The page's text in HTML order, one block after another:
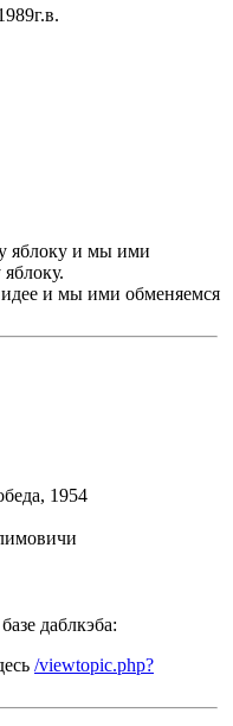
яблоку и мы ими
и мы ими обменяемся
1954
даблкэба:
/viewtopic.php?